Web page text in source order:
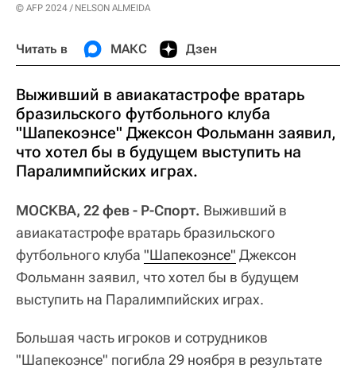
© AFP 2024 / NELSON ALMEIDA
Читать в МАКС Дзен
Выживший в авиакатастрофе вратарь
бразильского футбольного клуба
"Шапекоэнсе" Джексон Фольманн заявил,
что хотел бы в будущем выступить на
Паралимпийских играх.
МОСКВА, 22 фев - Р-Спорт. Выживший в
авиакатастрофе вратарь бразильского
футбольного клуба "Шапекоэнсе" Джексон
Фольманн заявил, что хотел бы в будущем
выступить на Паралимпийских играх.
Большая часть игроков и сотрудников
"Шапекоэнсе" погибла 29 ноября в результате